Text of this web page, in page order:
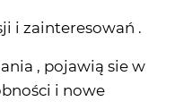
i zainteresowań .
, pojawią sie w
i nowe